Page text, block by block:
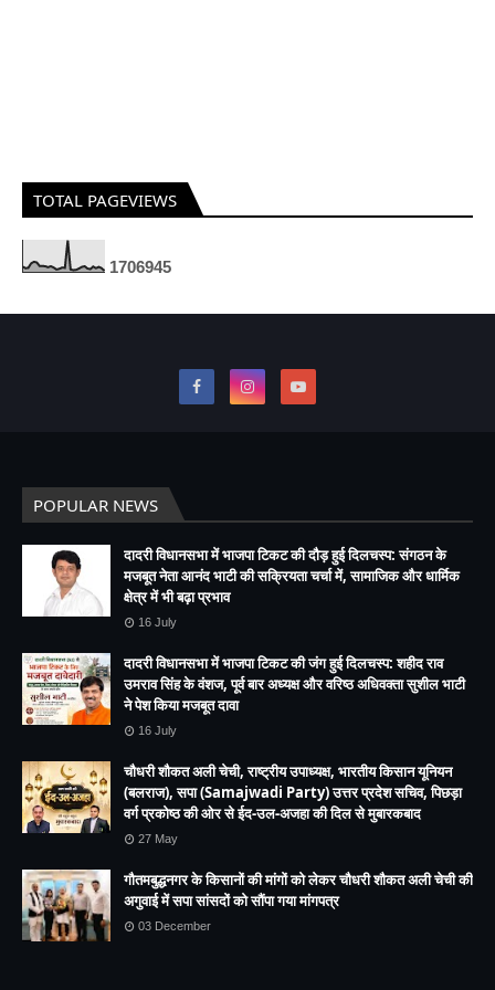
TOTAL PAGEVIEWS
1706945
POPULAR NEWS
दादरी विधानसभा में भाजपा टिकट की दौड़ हुई दिलचस्प: संगठन के
मजबूत नेता आनंद भाटी की सक्रियता चर्चा में, सामाजिक और धार्मिक
क्षेत्र में भी बढ़ा प्रभाव
16 July
दादरी विधानसभा में भाजपा टिकट की जंग हुई दिलचस्प: शहीद राव
उमराव सिंह के वंशज, पूर्व बार अध्यक्ष और वरिष्ठ अधिवक्ता सुशील भाटी
ने पेश किया मजबूत दावा
16 July
चौधरी शौकत अली चेची, राष्ट्रीय उपाध्यक्ष, भारतीय किसान यूनियन
(बलराज), सपा (Samajwadi Party) उत्तर प्रदेश सचिव, पिछड़ा
वर्ग प्रकोष्ठ की ओर से ईद-उल-अजहा की दिल से मुबारकबाद
27 May
गौतमबुद्धनगर के किसानों की मांगों को लेकर चौधरी शौकत अली चेची की
अगुवाई में सपा सांसदों को सौंपा गया मांगपत्र
03 December